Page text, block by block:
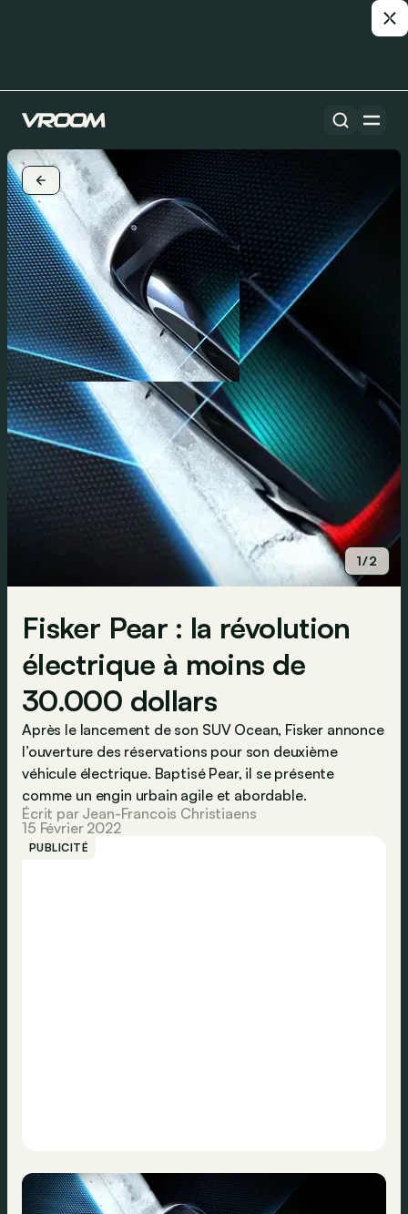
1/2
Fisker Pear : la révolution
électrique à moins de
30.000 dollars
Après le lancement de son SUV Ocean, Fisker annonce
l’ouverture des réservations pour son deuxième
véhicule électrique. Baptisé Pear, il se présente
comme un engin urbain agile et abordable.
Écrit par Jean-Francois Christiaens
15 Février 2022
PUBLICITÉ